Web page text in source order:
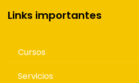
Links importantes
Cursos
Servicios